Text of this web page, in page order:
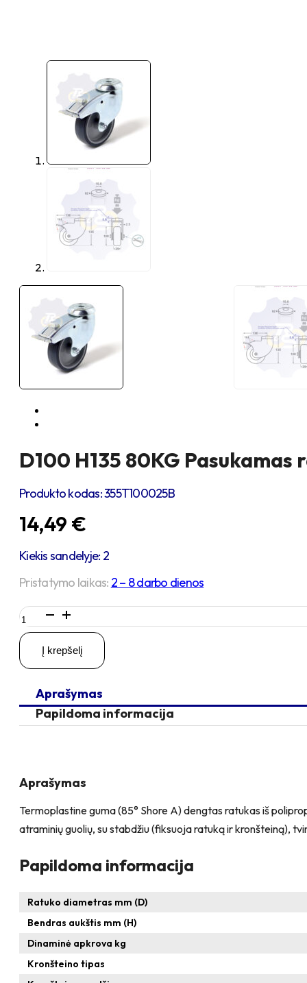
D100 H135 80KG
Produkto kodas:355T100025B
14,49 €
Kiekis sandelyje: 2
Pristatymo laikas: 2 – 8 darbo dienos
produkto
kiekis:
D100
H135
80KG
ratukas
su
stabdžiu,
M10
Į krepšelį
Aprašymas
Papildoma informacija
Aprašymas
Termoplastine guma (85° Shore A) dengtas ratukas iš
atraminių guolių, su stabdžiu (fiksuoja ratuką ir kronšteiną),
Papildoma informacija
Ratuko diametras mm (D)
Bendras aukštis mm (H)
Dinaminė apkrova kg
Kronšteino tipas